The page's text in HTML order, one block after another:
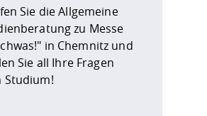
Sie die Allgemeine
zu Messe
in Chemnitz und
Sie all Ihre Fragen
Studium!